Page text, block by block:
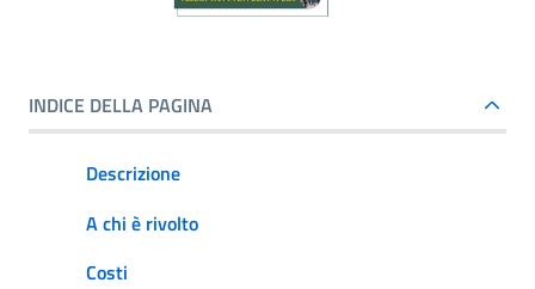
INDICE DELLA PAGINA
Descrizione
A chi è rivolto
Costi